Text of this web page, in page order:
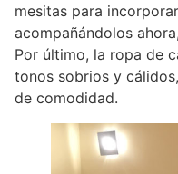
mesitas para
acompañándolos
Por último, la ropa de
tonos sobrios y
de comodidad.